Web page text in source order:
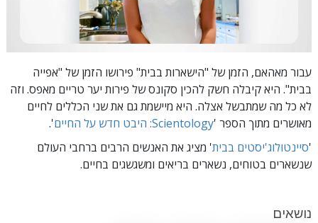
עבור מאהאם, הזמן של "הישארות בבית" פירושו הזמן של "אפייה
בבית". היא קיבלה חשק להכין סקונס של פירות יער טריים מאפס. וזה
לא כל מה שמתבשל אצלה. היא מיישמת גם את שני הכללים לחיים
מאושרים מתוך הספר 'Scientology: היבט חדש על החיים
'.
'סיינטולוג'יסטים בבית' מציג את האנשים הרבים ברחבי העולם
שנשארים בטוחים, נשארים בריאים ומשגשגים בחיים.
נושאים